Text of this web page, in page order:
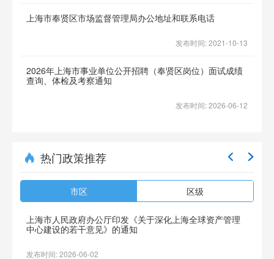
上海市奉贤区市场监督管理局办公地址和联系电话
发布时间: 2021-10-13
2026年上海市事业单位公开招聘（奉贤区岗位）面试成绩
查询、体检及考察通知
发布时间: 2026-06-12
热门政策推荐
市区 区级
上海市人民政府办公厅印发《关于深化上海全球资产管理
中心建设的若干意见》的通知
发布时间: 2026-06-02